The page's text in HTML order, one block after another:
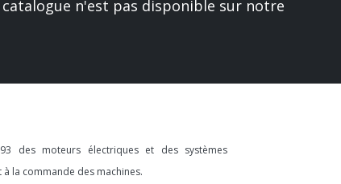
n'est pas disponible sur notre
des moteurs électriques et des systèmes
la commande des machines.